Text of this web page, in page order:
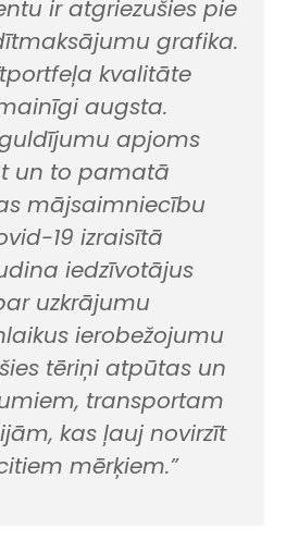
ir atgriezušies pie
grafika.
kvalitāte
augsta.
apjoms
un to pamatā
mājsaimniecību
19 izraisītā
iedzīvotājus
uzkrājumu
ierobežojumu
tēriņi atpūtas un
transportam
kas ļauj novirzīt
mērķiem.”